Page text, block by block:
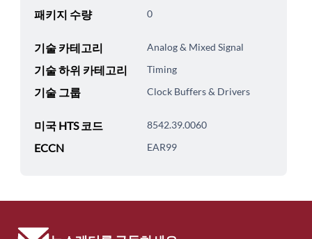
패키지 수량 0
기술 카테고리 Analog & Mixed Signal
기술 하위 카테고리 Timing
기술 그룹 Clock Buffers & Drivers
미국 HTS 코드 8542.39.0060
ECCN EAR99